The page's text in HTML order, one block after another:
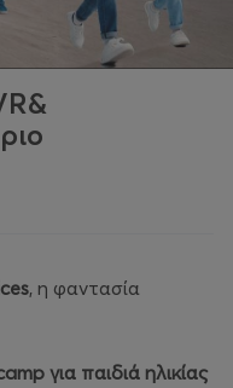
, η φαντασία
για παιδιά ηλικίας